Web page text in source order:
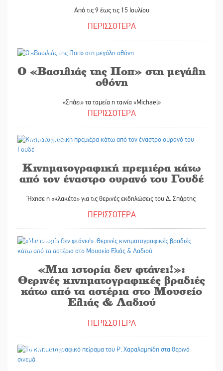
Από τις 9 έως τις 15 Ιουλίου
ΠΕΡΙΣΣΟΤΕΡΑ
Ο «Βασιλιάς της Ποπ» στη μεγάλη
οθόνη
«Σπάει» τα ταμεία η ταινία «Michael»
ΠΕΡΙΣΣΟΤΕΡΑ
03/07/2026
Κινηματογραφική πρεμιέρα κάτω
από τον έναστρο ουρανό του Γουδέ
Ήχησε η «κλακέτα» για τις θερινές εκδηλώσεις του Δ. Σπάρτης
ΠΕΡΙΣΣΟΤΕΡΑ
01/07/2026
«Μια ιστορία δεν φτάνει!»:
Θερινές κινηματογραφικές βραδιές
κάτω από τα αστέρια στο Μουσείο
Ελιάς & Λαδιού
ΠΕΡΙΣΣΟΤΕΡΑ
24/06/2026